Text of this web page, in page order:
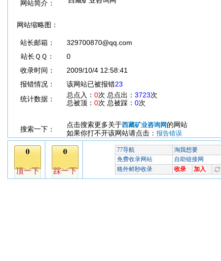
网站简介：
网站缩略图：
站长邮箱：
329700870@qq.com
站长ＱＱ：
0
收录时间：
2009/10/4 12:58:41
报错情况：
该网站已被报错23
统计数据：
总点入： 0次 总点出： 3723次
总被顶： 0次 总被踩： 0次
搜索一下：
点击搜索更多关于西藏矿业咨询网 的网站
如果你打不开该网站请点击： 报告错误